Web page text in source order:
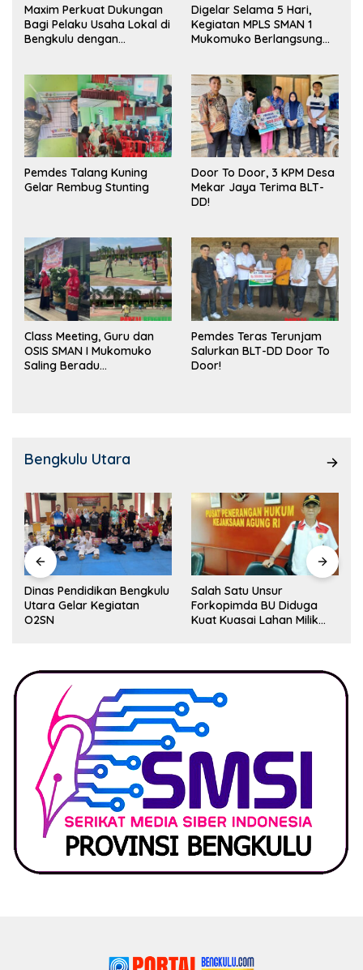
Maxim Perkuat Dukungan
Bagi Pelaku Usaha Lokal di
Bengkulu dengan
Pasar
Digelar Selama 5 Hari,
Kegiatan MPLS SMAN 1
Mukomuko Berlangsung
Pemdes Talang Kuning
Gelar Rembug Stunting
Door To Door, 3 KPM Desa
Mekar Jaya Terima BLT-
DD!
Class Meeting, Guru dan
OSIS SMAN I Mukomuko
Saling Beradu
Pemdes Teras Terunjam
Salurkan BLT-DD Door To
Door!
Bengkulu Utara
Dinas Pendidikan Bengkulu
Utara Gelar Kegiatan
O2SN
Salah Satu Unsur
Forkopimda BU Diduga
Kuat Kuasai Lahan Milik